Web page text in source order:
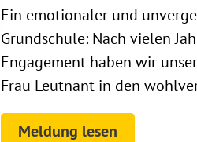
Ein emotionaler und
Grundschule: Nach vielen
Engagement haben wir
Frau Leutnant in den
Meldung lesen